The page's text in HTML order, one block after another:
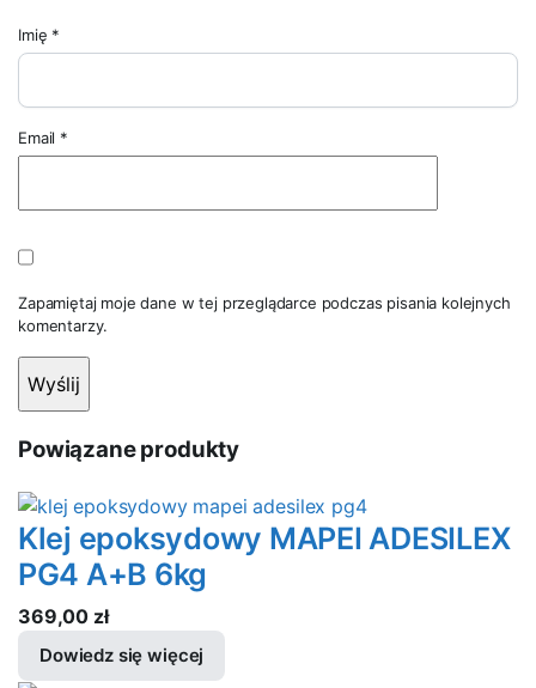
Imię *
Email *
Zapamiętaj moje dane w tej przeglądarce podczas pisania kolejnych
komentarzy.
Powiązane produkty
Klej epoksydowy MAPEI ADESILEX
PG4 A+B 6kg
369,00 zł
Dowiedz się więcej